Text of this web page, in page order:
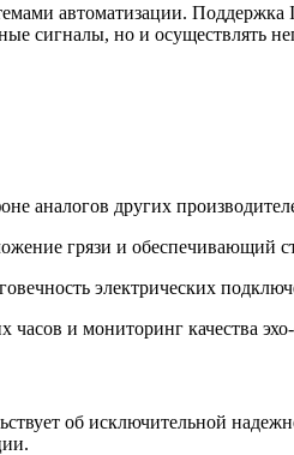
автоматизации.
сигналы, но и осуществлять
аналогов других
грязи и обеспечивающий
электрических
и мониторинг качества
об исключительной